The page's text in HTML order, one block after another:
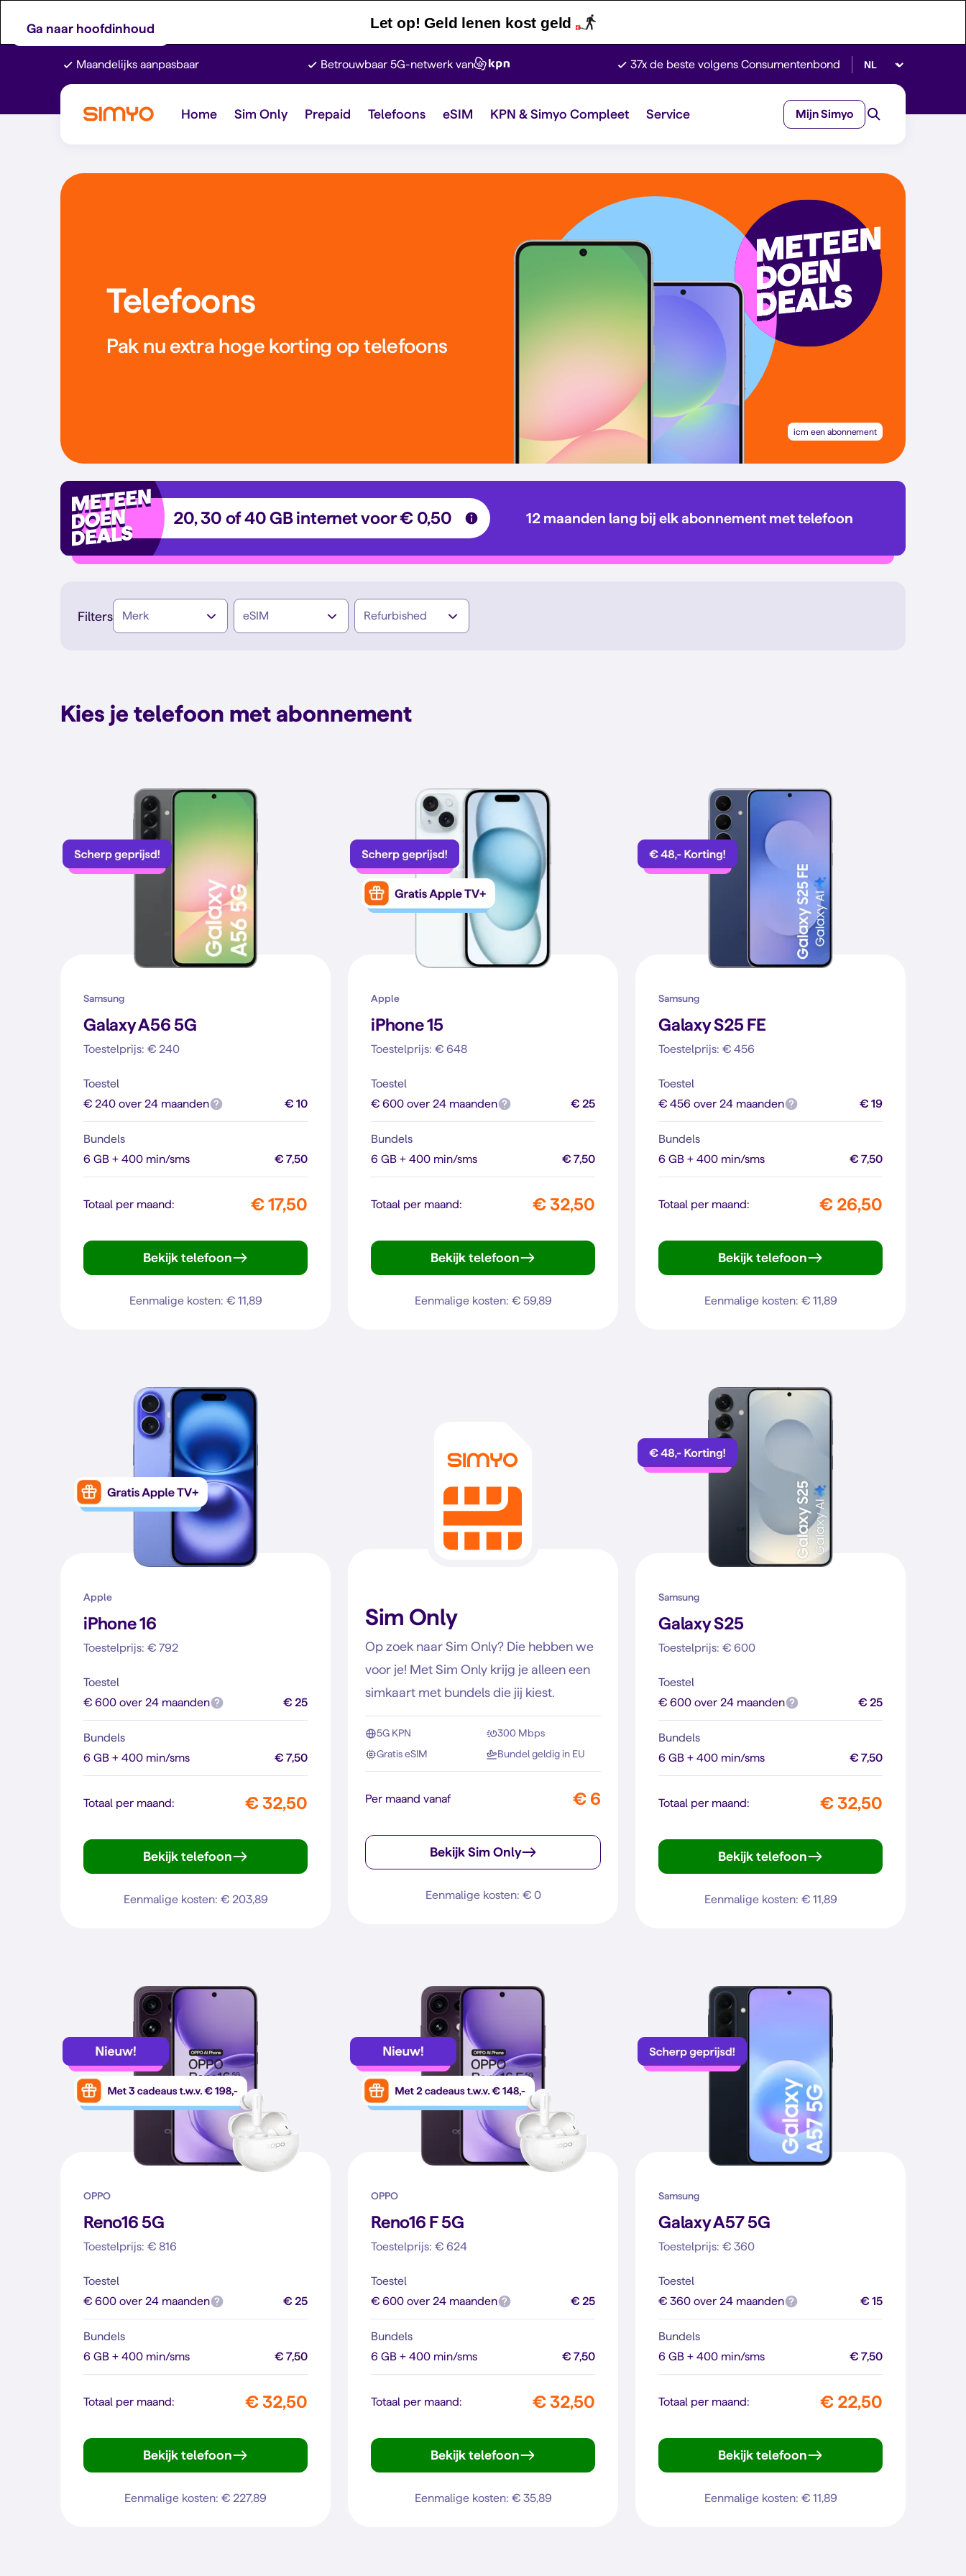
Let op! Geld lenen kost geld
Ga naar hoofdinhoud
Maandelijks aanpasbaar Betrouwbaar 5G-netwerk van 37x de beste volgens Consumentenbond Selecteer taal
Home Sim Only Prepaid Telefoons eSIM KPN & Simyo Compleet Service Mijn Simyo
Telefoons
Pak nu extra hoge korting op telefoons
icm een abonnement
20, 30 of 40 GB internet voor € 0,50 12 maanden lang bij elk abonnement met telefoon
Filters Merk eSIM Refurbished
Kies je telefoon met abonnement
Samsung
Galaxy A56 5G
Toestelprijs: € 240
Toestel
€ 240 over 24 maanden
€ 10
Bundels
6 GB + 400 min/sms
€ 7,50
Totaal per maand: € 17,50
Bekijk telefoon
Eenmalige kosten: € 11,89
Apple
iPhone 15
Toestelprijs: € 648
Toestel
€ 600 over 24 maanden
€ 25
Bundels
6 GB + 400 min/sms
€ 7,50
Totaal per maand: € 32,50
Bekijk telefoon
Eenmalige kosten: € 59,89
Samsung
Galaxy S25 FE
Toestelprijs: € 456
Toestel
€ 456 over 24 maanden
€ 19
Bundels
6 GB + 400 min/sms
€ 7,50
Totaal per maand: € 26,50
Bekijk telefoon
Eenmalige kosten: € 11,89
Apple
iPhone 16
Toestelprijs: € 792
Toestel
€ 600 over 24 maanden
€ 25
Bundels
6 GB + 400 min/sms
€ 7,50
Totaal per maand: € 32,50
Bekijk telefoon
Eenmalige kosten: € 203,89
Sim Only
Op zoek naar Sim Only? Die hebben we
voor je! Met Sim Only krijg je alleen een
simkaart met bundels die jij kiest.
5G KPN
300 Mbps
Gratis eSIM
Bundel geldig in EU
Per maand vanaf € 6
Bekijk Sim Only
Eenmalige kosten: € 0
Samsung
Galaxy S25
Toestelprijs: € 600
Toestel
€ 600 over 24 maanden
€ 25
Bundels
6 GB + 400 min/sms
€ 7,50
Totaal per maand: € 32,50
Bekijk telefoon
Eenmalige kosten: € 11,89
OPPO
Reno16 5G
Toestelprijs: € 816
Toestel
€ 600 over 24 maanden
€ 25
Bundels
6 GB + 400 min/sms
€ 7,50
Totaal per maand: € 32,50
Bekijk telefoon
Eenmalige kosten: € 227,89
OPPO
Reno16 F 5G
Toestelprijs: € 624
Toestel
€ 600 over 24 maanden
€ 25
Bundels
6 GB + 400 min/sms
€ 7,50
Totaal per maand: € 32,50
Bekijk telefoon
Eenmalige kosten: € 35,89
Samsung
Galaxy A57 5G
Toestelprijs: € 360
Toestel
€ 360 over 24 maanden
€ 15
Bundels
6 GB + 400 min/sms
€ 7,50
Totaal per maand: € 22,50
Bekijk telefoon
Eenmalige kosten: € 11,89